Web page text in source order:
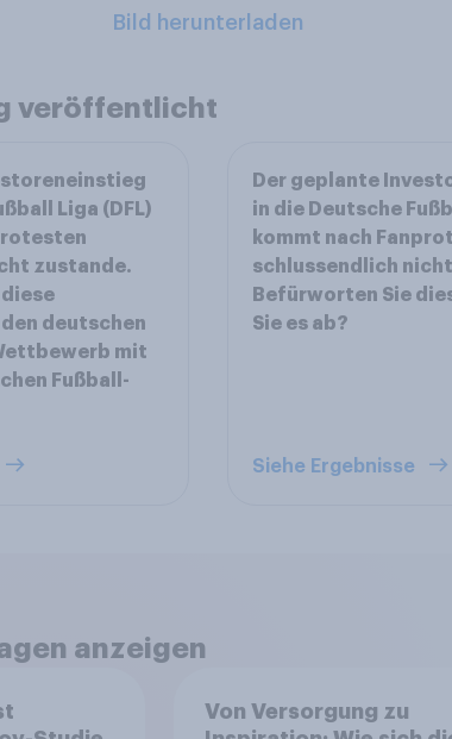
Bild herunterladen
veröffentlicht
Liga (DFL)
zustande.
deutschen
mit
Fußball-
Der geplante
in die Deutsche
kommt nach
schlussendlich
Befürworten Sie
Sie es ab?
Siehe Ergebnisse
anzeigen
Von Versorgung zu